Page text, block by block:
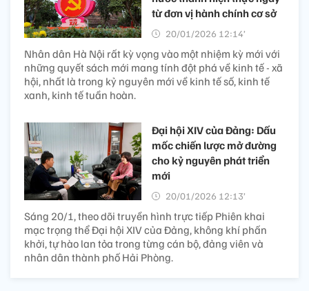
từ đơn vị hành chính cơ sở
20/01/2026 12:14’
Nhân dân Hà Nội rất kỳ vọng vào một nhiệm kỳ mới với
những quyết sách mới mang tính đột phá về kinh tế - xã
hội, nhất là trong kỷ nguyên mới về kinh tế số, kinh tế
xanh, kinh tế tuần hoàn.
Đại hội XIV của Đảng: Dấu
mốc chiến lược mở đường
cho kỷ nguyên phát triển
mới
20/01/2026 12:13’
Sáng 20/1, theo dõi truyền hình trực tiếp Phiên khai
mạc trọng thể Đại hội XIV của Đảng, không khí phấn
khởi, tự hào lan tỏa trong từng cán bộ, đảng viên và
nhân dân thành phố Hải Phòng.